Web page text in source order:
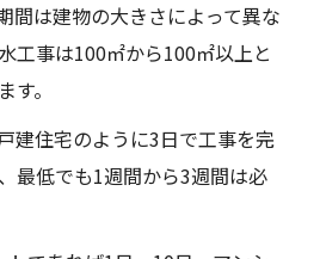
間は建物の大きさによって異な
工事は100㎡から100㎡以上と
。
建住宅のように3日で工事を完
最低でも1週間から3週間は必